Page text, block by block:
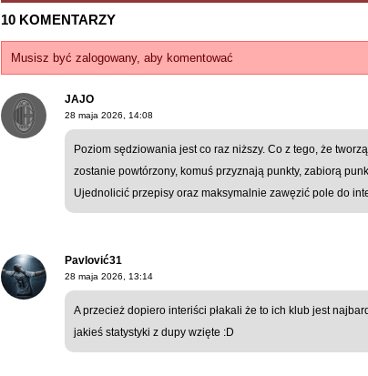
10 KOMENTARZY
Musisz być zalogowany, aby komentować
JAJO
28 maja 2026, 14:08
Poziom sędziowania jest co raz niższy. Co z tego, że
zostanie powtórzony, komuś przyznają punkty, zabiorą
Ujednolicić przepisy oraz maksymalnie zawęzić pole do
Pavlović31
28 maja 2026, 13:14
A przecież dopiero interiści płakali że to ich klub jest
jakieś statystyki z dupy wzięte :D